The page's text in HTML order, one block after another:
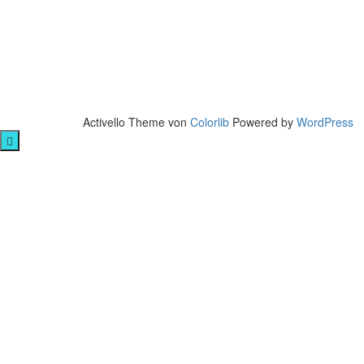
Activello Theme von Colorlib Powered by WordPress